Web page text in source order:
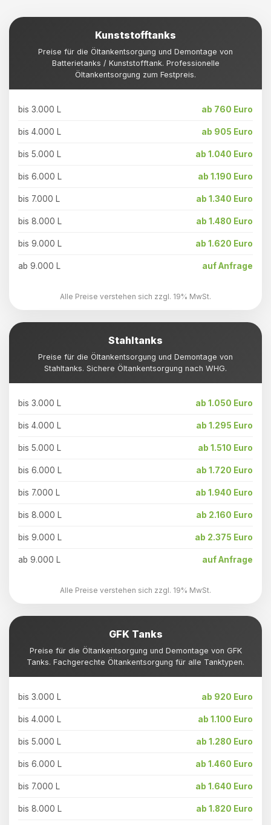
Kunststofftanks
Preise für die Öltankentsorgung und Demontage von
Batterietanks / Kunststofftank. Professionelle
Öltankentsorgung zum Festpreis.
bis 3.000 L ab 760 Euro
bis 4.000 L ab 905 Euro
bis 5.000 L ab 1.040 Euro
bis 6.000 L ab 1.190 Euro
bis 7.000 L ab 1.340 Euro
bis 8.000 L ab 1.480 Euro
bis 9.000 L ab 1.620 Euro
ab 9.000 L auf Anfrage
Alle Preise verstehen sich zzgl. 19% MwSt.
Stahltanks
Preise für die Öltankentsorgung und Demontage von
Stahltanks. Sichere Öltankentsorgung nach WHG.
bis 3.000 L ab 1.050 Euro
bis 4.000 L ab 1.295 Euro
bis 5.000 L ab 1.510 Euro
bis 6.000 L ab 1.720 Euro
bis 7.000 L ab 1.940 Euro
bis 8.000 L ab 2.160 Euro
bis 9.000 L ab 2.375 Euro
ab 9.000 L auf Anfrage
Alle Preise verstehen sich zzgl. 19% MwSt.
GFK Tanks
Preise für die Öltankentsorgung und Demontage von GFK
Tanks. Fachgerechte Öltankentsorgung für alle Tanktypen.
bis 3.000 L ab 920 Euro
bis 4.000 L ab 1.100 Euro
bis 5.000 L ab 1.280 Euro
bis 6.000 L ab 1.460 Euro
bis 7.000 L ab 1.640 Euro
bis 8.000 L ab 1.820 Euro